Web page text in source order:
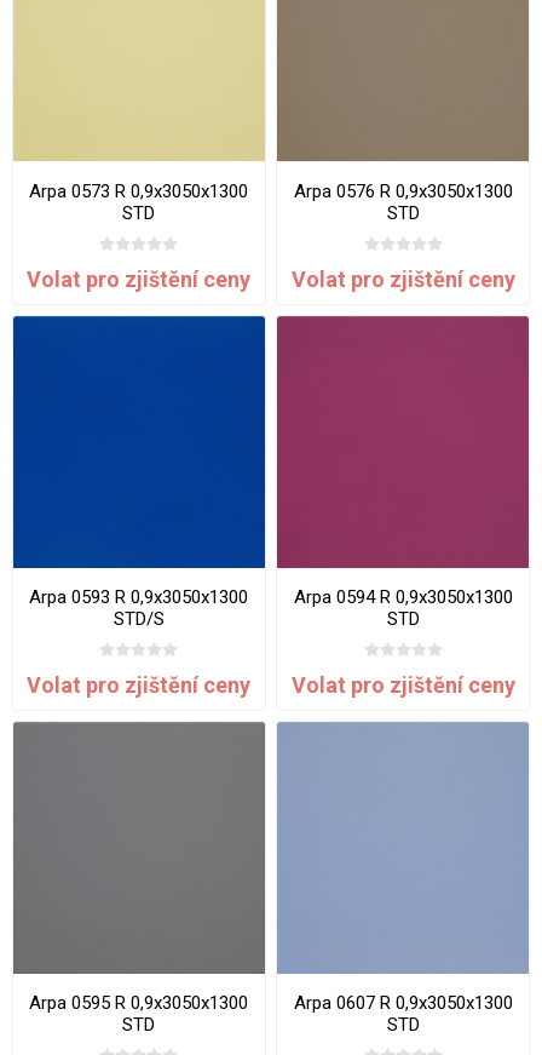
Arpa 0573 R 0,9x3050x1300
STD
Volat pro zjištění ceny
Arpa 0576 R 0,9x3050x1300
STD
Volat pro zjištění ceny
Arpa 0593 R 0,9x3050x1300
STD/S
Volat pro zjištění ceny
Arpa 0594 R 0,9x3050x1300
STD
Volat pro zjištění ceny
Arpa 0595 R 0,9x3050x1300
STD
Arpa 0607 R 0,9x3050x1300
STD